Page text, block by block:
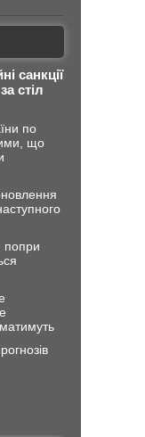
санкції
стіл
по
що
попри